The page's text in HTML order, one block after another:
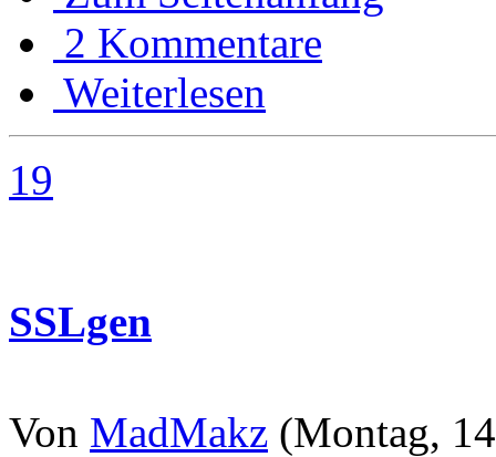
2 Kommentare
Weiterlesen
19
SSLgen
Von MadMakz (Montag,